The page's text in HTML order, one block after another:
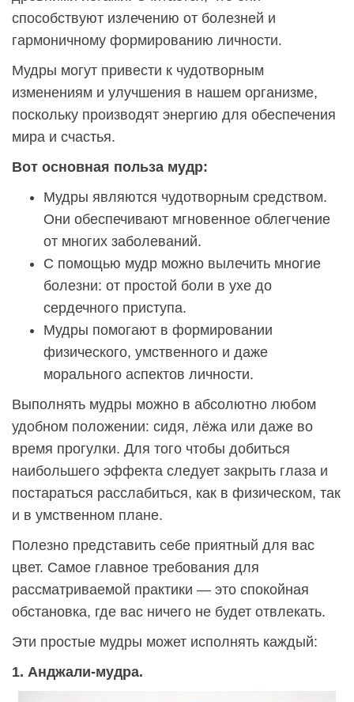
способствуют излечению от болезней и
гармоничному формированию личности.
Мудры могут привести к чудотворным
изменениям и улучшения в нашем организме,
поскольку производят энергию для обеспечения
мира и счастья.
Вот основная польза мудр:
Мудры являются чудотворным средством.
Они обеспечивают мгновенное облегчение
от многих заболеваний.
С помощью мудр можно вылечить многие
болезни: от простой боли в ухе до
сердечного приступа.
Мудры помогают в формировании
физического, умственного и даже
морального аспектов личности.
Выполнять мудры можно в абсолютно любом
удобном положении: сидя, лёжа или даже во
время прогулки. Для того чтобы добиться
наибольшего эффекта следует закрыть глаза и
постараться расслабиться, как в физическом, так
и в умственном плане.
Полезно представить себе приятный для вас
цвет. Самое главное требования для
рассматриваемой практики — это спокойная
обстановка, где вас ничего не будет отвлекать.
Эти простые мудры может исполнять каждый:
1. Анджали-мудра.